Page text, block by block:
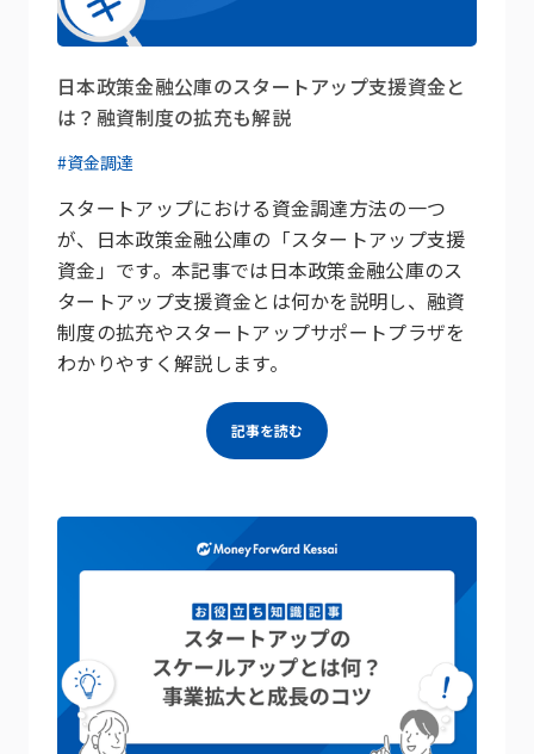
日本政策金融公庫のスタートアップ支援資金と
は？融資制度の拡充も解説
#資金調達
スタートアップにおける資金調達方法の一つ
が、日本政策金融公庫の「スタートアップ支援
資金」です。本記事では日本政策金融公庫のス
タートアップ支援資金とは何かを説明し、融資
制度の拡充やスタートアップサポートプラザを
わかりやすく解説します。
記事を読む